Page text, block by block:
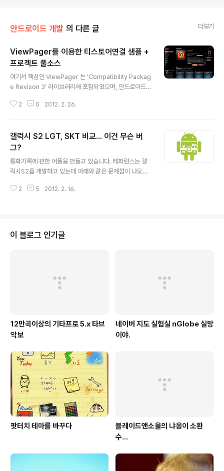
안드로이드 개발 의 다른 글 더보기
ViewPager를 이용한 티스토어연결 샘플 +
프로젝트 풀소스
여기서 핵심인 ViewPager 는 'Compatibility Packag
e Revison 3' 라이브러리에 포함되었으며, 안드로이드 1.
우는 웹페이지가 너무 무겁네요. 페이지 HTML만을 다운
스토어에 올라가있답니다. ㅋㅋㅋ 티스토어 페이지로 가기
프로젝트에 포함된 내용 1. ViewPager 2. 카울리광고와
아담광고의 병행 3. 백그라운드 이미지의 그라데이션 깨짐
방지 4. Jericho html parser의 적절한 사용예 - 티스토
인트로 적용
2 0 2012. 2. 26.
갤럭시 S2 LGT, SKT 비교... 이건 무슨 버
그?
통화기록에 관한 어플을 만들고 있습니다. 레퍼런스는 갤
럭시S2를 개발하고 있는데 아래와 같은 문제점이 나오는
꽤 있을것 같은데... 이거참 곤란합니다... 이건 마이너 업데
화음이 울리면 수신통화버튼을 누른 시점으로부터 시간값
증가 발신자, 수신자 오차 : 대략 1초 LGT 진더브라드 2.
2 5 2012. 2. 16.
이 블로그 인기글
12만곡이상의 기타프로 5.x 타브
악보
네이버 지도 실험실 nGlobe 실망
이야.
팟터치 테마를 바꾸다
블레이드앤소울의 냐옹이 소환
수...